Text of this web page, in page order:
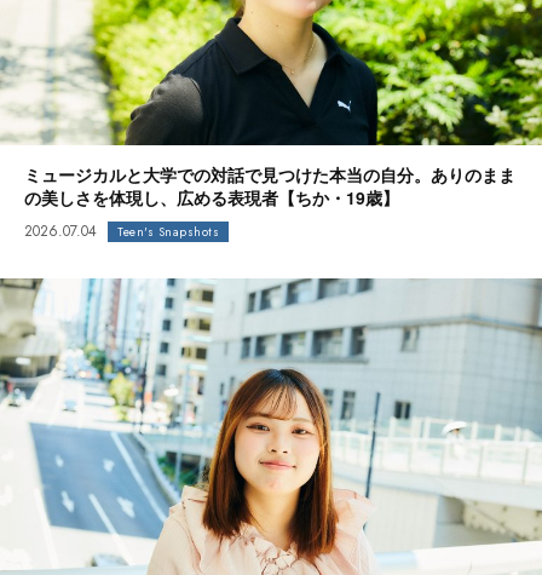
ミュージカルと大学での対話で見つけた本当の自分。ありのまま
の美しさを体現し、広める表現者【ちか・19歳】
2026.07.04 Teen's Snapshots